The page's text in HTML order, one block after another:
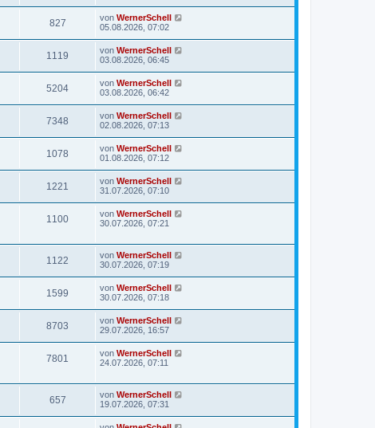
827 von WernerSchell
05.08.2026, 07:02
1119 von WernerSchell
03.08.2026, 06:45
5204 von WernerSchell
03.08.2026, 06:42
7348 von WernerSchell
02.08.2026, 07:13
1078 von WernerSchell
01.08.2026, 07:12
1221 von WernerSchell
31.07.2026, 07:10
1100 von WernerSchell
30.07.2026, 07:21
1122 von WernerSchell
30.07.2026, 07:19
1599 von WernerSchell
30.07.2026, 07:18
8703 von WernerSchell
29.07.2026, 16:57
7801 von WernerSchell
24.07.2026, 07:11
657 von WernerSchell
19.07.2026, 07:31